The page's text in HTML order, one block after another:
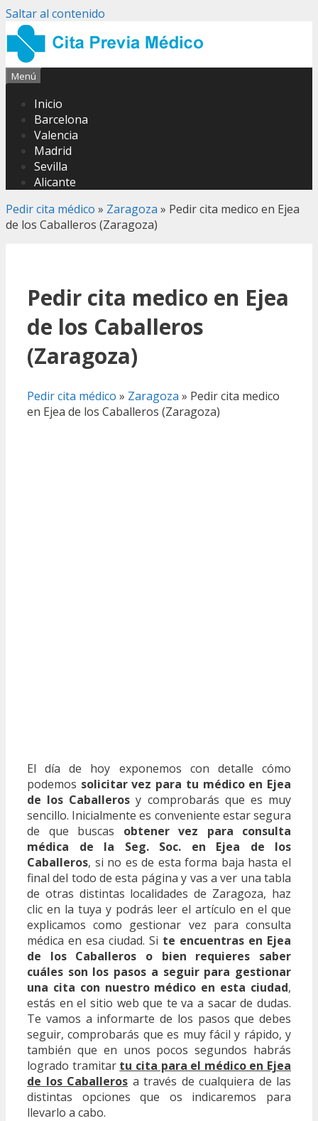
Saltar al contenido
Menú
Inicio
Barcelona
Valencia
Madrid
Sevilla
Alicante
Pedir cita médico » Zaragoza » Pedir cita medico en Ejea
de los Caballeros (Zaragoza)
Pedir cita medico en Ejea
de los Caballeros
(Zaragoza)
Pedir cita médico » Zaragoza » Pedir cita medico
en Ejea de los Caballeros (Zaragoza)
El día de hoy exponemos con detalle cómo
podemos solicitar vez para tu médico en Ejea
de los Caballeros y comprobarás que es muy
sencillo. Inicialmente es conveniente estar segura
de que buscas obtener vez para consulta
médica de la Seg. Soc. en Ejea de los
Caballeros, si no es de esta forma baja hasta el
final del todo de esta página y vas a ver una tabla
de otras distintas localidades de Zaragoza, haz
clic en la tuya y podrás leer el artículo en el que
explicamos como gestionar vez para consulta
médica en esa ciudad. Si te encuentras en Ejea
de los Caballeros o bien requieres saber
cuáles son los pasos a seguir para gestionar
una cita con nuestro médico en esta ciudad,
estás en el sitio web que te va a sacar de dudas.
Te vamos a informarte de los pasos que debes
seguir, comprobarás que es muy fácil y rápido, y
también que en unos pocos segundos habrás
logrado tramitar tu cita para el médico en Ejea
de los Caballeros a través de cualquiera de las
distintas opciones que os indicaremos para
llevarlo a cabo.